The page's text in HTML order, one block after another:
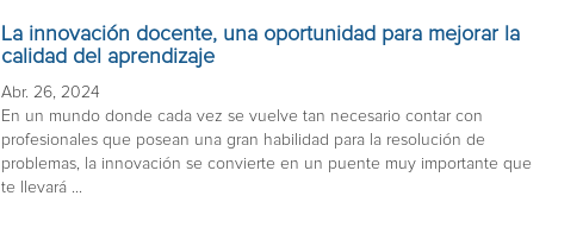
La innovación docente, una oportunidad para mejorar la
calidad del aprendizaje
Abr. 26, 2024
En un mundo donde cada vez se vuelve tan necesario contar con
profesionales que posean una gran habilidad para la resolución de
problemas, la innovación se convierte en un puente muy importante que
te llevará ...